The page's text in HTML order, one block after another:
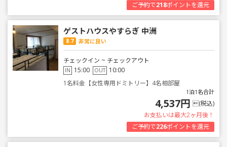
ご予約で218ポイントを還元
ゲストハウスやすらぎ 中洲
8.7 非常に良い
チェックイン ~ チェックアウト
IN 15:00 OUT 10:00
1名料金【女性専用ドミトリー】4名相部屋
1泊1名合計
4,537円 (税込)
お支払いは最大2ヶ月後！
ご予約で226ポイントを還元